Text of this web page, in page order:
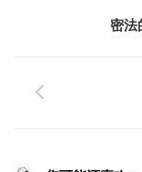
密法